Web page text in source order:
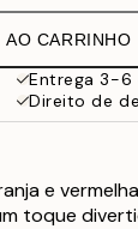
AO CARRINHO
Entrega 3-6
Direito de
e
toque